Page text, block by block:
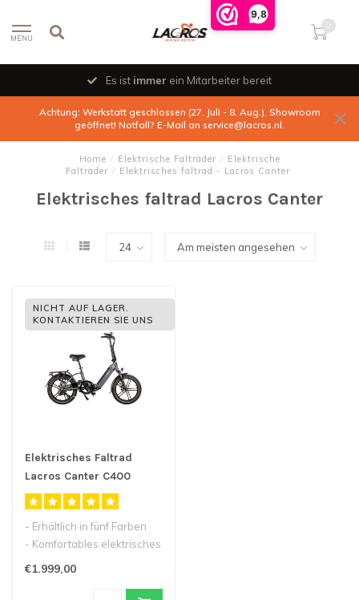
9,8
MENU
0
Es ist immer ein Mitarbeiter bereit
Achtung: Werkstatt geschlossen (27. Juli - 8. Aug.), Showroom
geöffnet! Notfall? E-Mail an service@lacros.nl.
Home / Elektrische Falträder / Elektrische
Falträder / Elektrisches faltrad - Lacros Canter
Elektrisches faltrad Lacros Canter
NICHT AUF LAGER.
KONTAKTIEREN SIE UNS
Elektrisches Faltrad
Lacros Canter C400
- Erhältlich in fünf Farben
- Komfortables elektrisches
€1.999,00